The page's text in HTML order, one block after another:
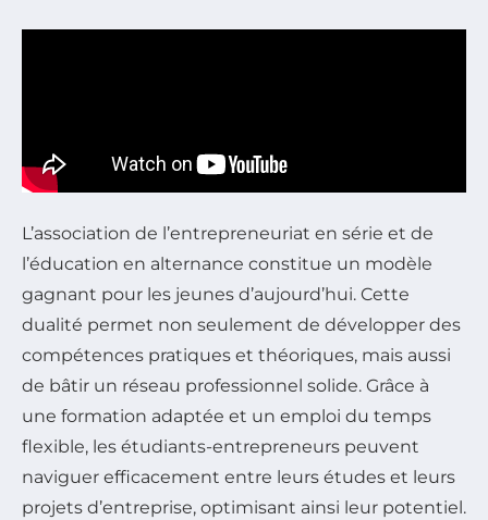
L’association de l’entrepreneuriat en série et de
l’éducation en alternance constitue un modèle
gagnant pour les jeunes d’aujourd’hui. Cette
dualité permet non seulement de développer des
compétences pratiques et théoriques, mais aussi
de bâtir un réseau professionnel solide. Grâce à
une formation adaptée et un emploi du temps
flexible, les étudiants-entrepreneurs peuvent
naviguer efficacement entre leurs études et leurs
projets d’entreprise, optimisant ainsi leur potentiel.